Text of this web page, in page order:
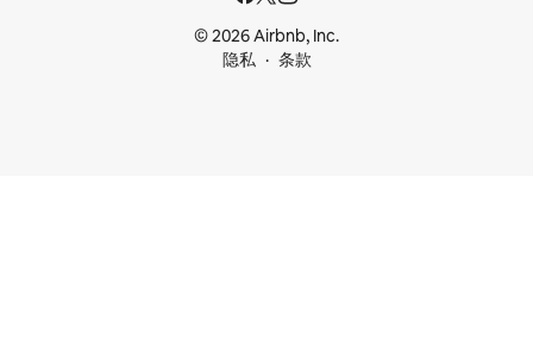
© 2026 Airbnb, Inc.
隐私
条款